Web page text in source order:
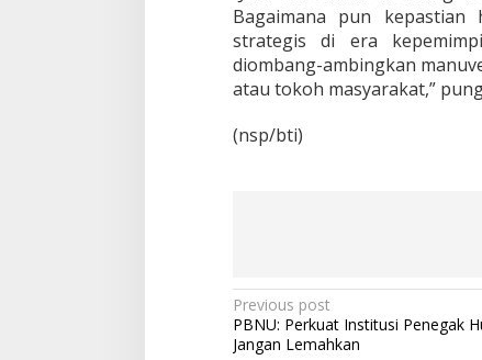
Bagaimana pun
strategis di era
diombang-ambingkan
atau tokoh masyarakat,”
(nsp/bti)
P
o
Previous post
PBNU: Perkuat Institusi Penegak
Jangan Lemahkan